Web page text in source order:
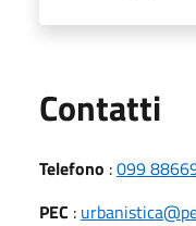
Contatti
Telefono :099
PEC :